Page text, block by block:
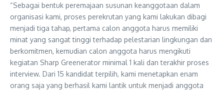
“Sebagai bentuk peremajaan susunan keanggotaan dalam
organisasi kami, proses perekrutan yang kami lakukan dibagi
menjadi tiga tahap, pertama calon anggota harus memiliki
minat yang sangat tinggi terhadap pelestarian lingkungan dan
berkomitmen, kemudian calon anggota harus mengikuti
kegiatan Sharp Greenerator minimal 1 kali dan terakhir proses
interview. Dari 15 kandidat terpilih, kami menetapkan enam
orang saja yang berhasil kami lantik untuk menjadi anggota